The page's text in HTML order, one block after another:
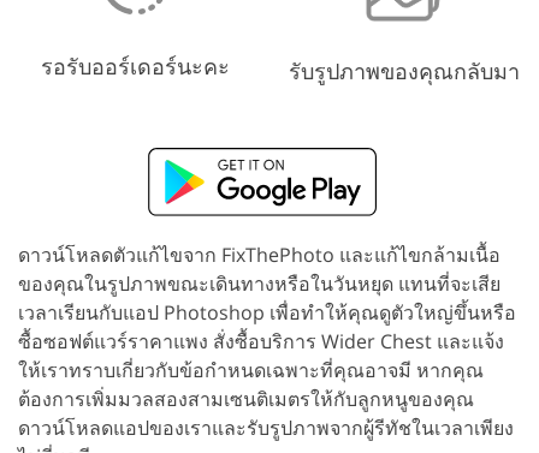
รอรับออร์เดอร์นะคะ รับรูปภาพของคุณกลับมา
ดาวน์โหลดตัวแก้ไขจาก FixThePhoto และแก้ไขกล้ามเนื้อ
ของคุณในรูปภาพขณะเดินทางหรือในวันหยุด แทนที่จะเสีย
เวลาเรียนกับแอป Photoshop เพื่อทำให้คุณดูตัวใหญ่ขึ้นหรือ
ซื้อซอฟต์แวร์ราคาแพง สั่งซื้อบริการ Wider Chest และแจ้ง
ให้เราทราบเกี่ยวกับข้อกำหนดเฉพาะที่คุณอาจมี หากคุณ
ต้องการเพิ่มมวลสองสามเซนติเมตรให้กับลูกหนูของคุณ
ดาวน์โหลดแอปของเราและรับรูปภาพจากผู้รีทัชในเวลาเพียง